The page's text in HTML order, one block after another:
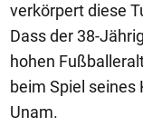
verkörpert diese
Dass der 38-
hohen
beim Spiel
Unam.